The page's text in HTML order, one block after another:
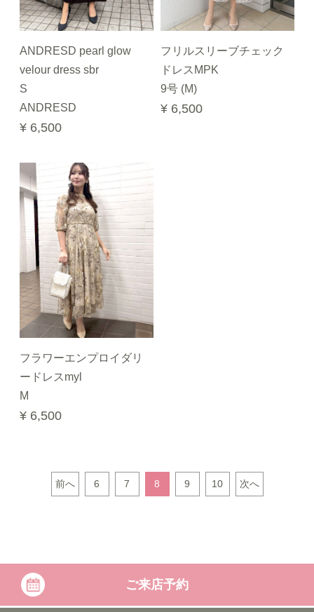
ANDRESD pearl glow
velour dress sbr
S
ANDRESD
¥ 6,500
フリルスリーブチェック
ドレスMPK
9号 (M)
¥ 6,500
フラワーエンプロイダリ
ードレスmyl
M
¥ 6,500
前へ 6 7 8 9 10 次へ
ご来店予約